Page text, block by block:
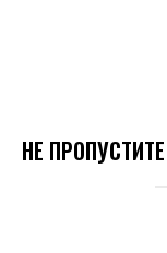
НЕ ПРОПУСТИТЕ